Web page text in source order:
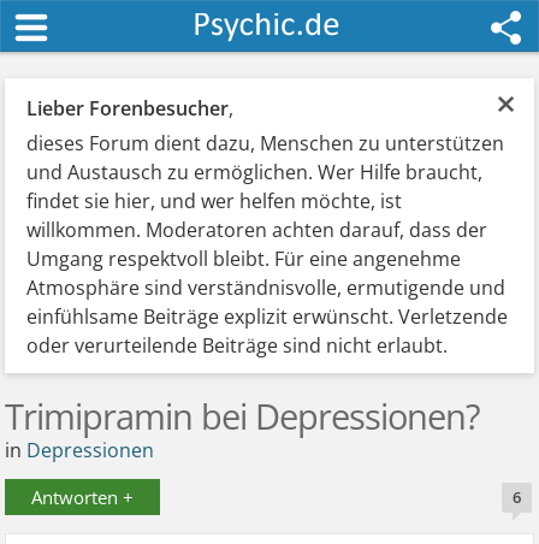
×
Lieber Forenbesucher,
dieses Forum dient dazu, Menschen zu unterstützen
und Austausch zu ermöglichen. Wer Hilfe braucht,
findet sie hier, und wer helfen möchte, ist
willkommen. Moderatoren achten darauf, dass der
Umgang respektvoll bleibt. Für eine angenehme
Atmosphäre sind verständnisvolle, ermutigende und
einfühlsame Beiträge explizit erwünscht. Verletzende
oder verurteilende Beiträge sind nicht erlaubt.
Trimipramin bei Depressionen?
in Depressionen
Antworten + 6